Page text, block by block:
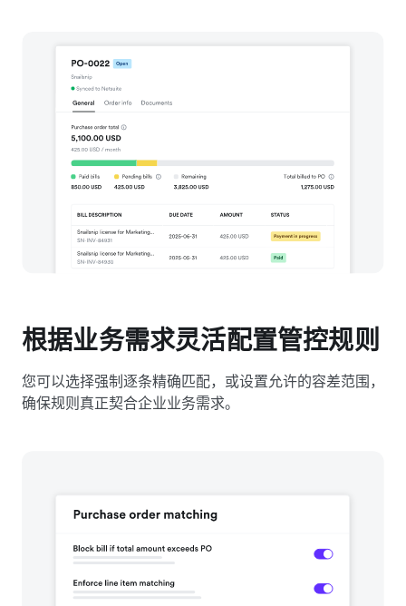
根据业务需求灵活配置管控规则
您可以选择强制逐条精确匹配，或设置允许的容差范围，
确保规则真正契合企业业务需求。